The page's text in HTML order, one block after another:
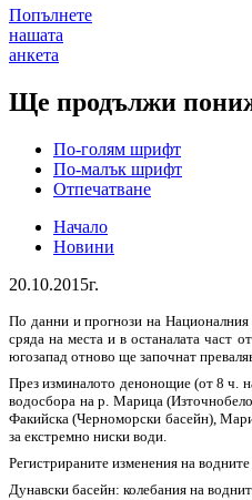
Попълнете
нашата
анкета
Ще продължи
По-голям шрифт
По-малък шрифт
Отпечатване
Начало
Новини
20.10.2015г.
По данни и прогнози на
сряда на места и в останалата част
югозапад отново ще започнат
През изминалото денонощие (от 8 ч.
водосбора на р. Марица
Факийска (Черноморски басейн),
за екстремно ниски води.
Регистрираните изменения на
Дунавски басейн: колебания на